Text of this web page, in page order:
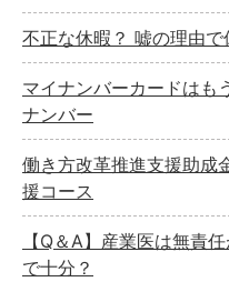
不正な休暇？ 嘘の理由で
マイナンバーカードはも
ナンバー
働き方改革推進支援助
援コース
【Q＆A】産業医は無責
で十分？